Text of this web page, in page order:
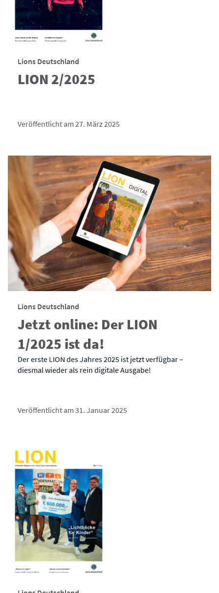
Lions Deutschland
LION 2/2025
Veröffentlicht am 27. März 2025
Lions Deutschland
Jetzt online: Der LION
1/2025 ist da!
Der erste LION des Jahres 2025 ist jetzt verfügbar –
diesmal wieder als rein digitale Ausgabe!
Veröffentlicht am 31. Januar 2025